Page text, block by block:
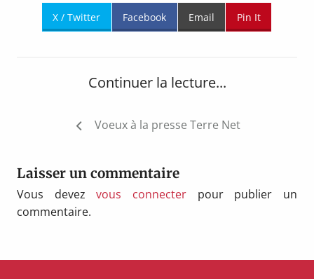
X / Twitter Facebook Email Pin It
Continuer la lecture...
Navigation
l’article
Voeux à la presse Terre Net
Laisser un commentaire
Vous devezvous connecter pour publier un
commentaire.